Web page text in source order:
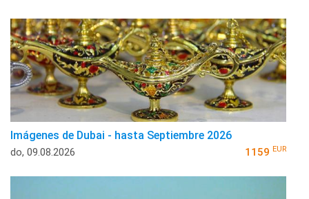
Imágenes de Dubai - hasta Septiembre 2026
do, 09.08.2026 1159 EUR